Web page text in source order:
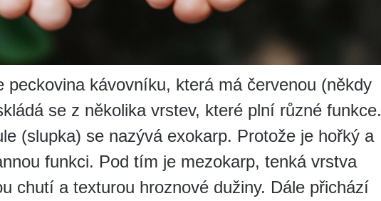
peckovina kávovníku, která má červenou (někdy
se z několika vrstev, které plní různé funkce.
(slupka) se nazývá exokarp. Protože je hořký a
funkci. Pod tím je mezokarp, tenká vrstva
chutí a texturou hroznové dužiny. Dále přichází